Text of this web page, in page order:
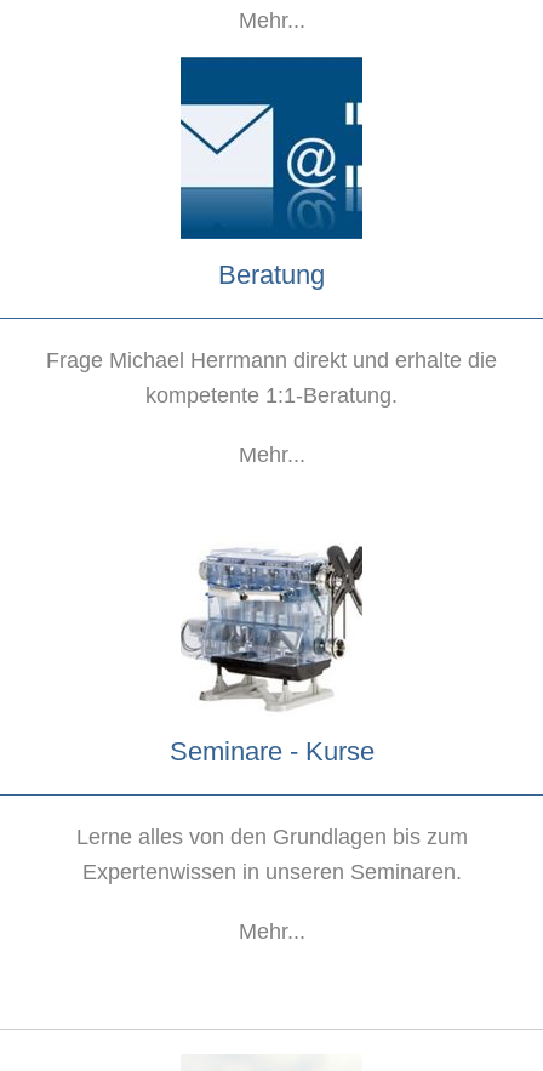
Mehr...
Beratung
Frage Michael Herrmann direkt und erhalte die
kompetente 1:1-Beratung.
Mehr...
Seminare - Kurse
Lerne alles von den Grundlagen bis zum
Expertenwissen in unseren Seminaren.
Mehr...